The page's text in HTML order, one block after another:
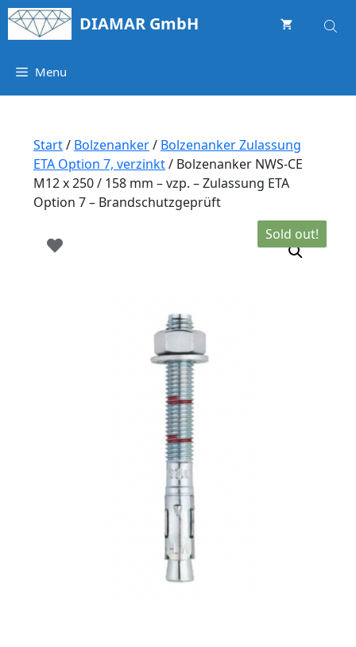
Springe
zum
DIAMAR GmbH
Menu
Start/ Bolzenanker/ Bolzenanker Zulassung
ETA Option 7, verzinkt/ Bolzenanker NWS-CE
M12 x 250 / 158 mm – vzp. – Zulassung ETA
Option 7 – Brandschutzgeprüft
Sold out!